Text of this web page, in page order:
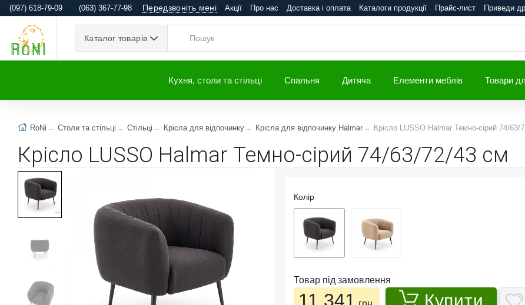
(097) 618-79-09 (063) 367-77-98 Передзвоніть мені Акції Про нас Доставка і оплата Каталоги продукції Прайс-лист Приведи
Каталог товарів
Кухня, столи та стільці Спальня Дитяча Елементи меблів Товари
RoNi Столи та стільці Стільці Крісла для відпочинку Крісла для відпочинку Halmar Крісло LUSSO Halmar Темно-сірий 74/63/
Крісло LUSSO Halmar Темно-сірий 74/63/72/43 см
Колір
Товар під замовлення
11 341 Купити